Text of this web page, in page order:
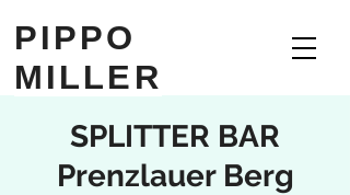
PIPPO
MILLER
SPLITTER BAR
Prenzlauer Berg